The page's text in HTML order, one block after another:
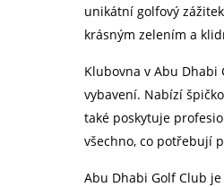
unikátní golfový
krásným zelením a
Klubovna v Abu
vybavení. Nabízí
také poskytuje
všechno, co potřebují
Abu Dhabi Golf Club